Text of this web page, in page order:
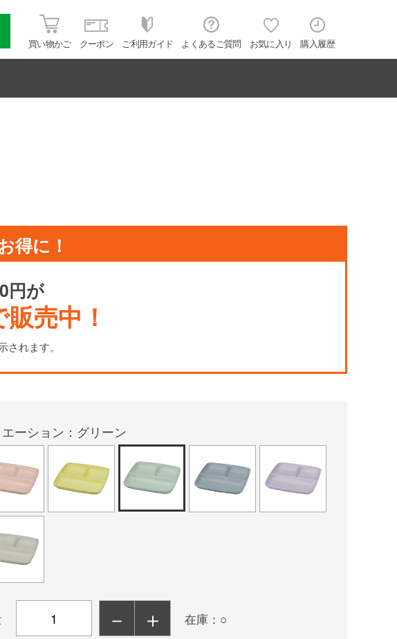
買い物かご クーポン ご利用ガイド よくあるご質問 お気に入り 購入履歴
得に！
円が
売中！
れます。
ーション：グリーン
－ ＋ 在庫：○